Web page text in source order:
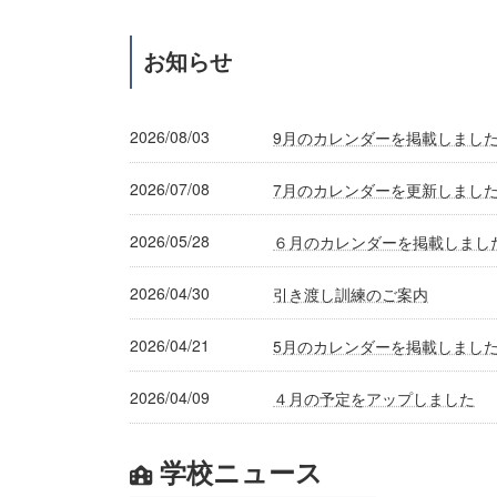
お知らせ
2026/08/03 9月のカレンダーを掲載しました
2026/07/08 7月のカレンダーを更新しました
2026/05/28 ６月のカレンダーを掲載しまし
2026/04/30 引き渡し訓練のご案内
2026/04/21 5月のカレンダーを掲載しました
2026/04/09 ４月の予定をアップしました
学校ニュース